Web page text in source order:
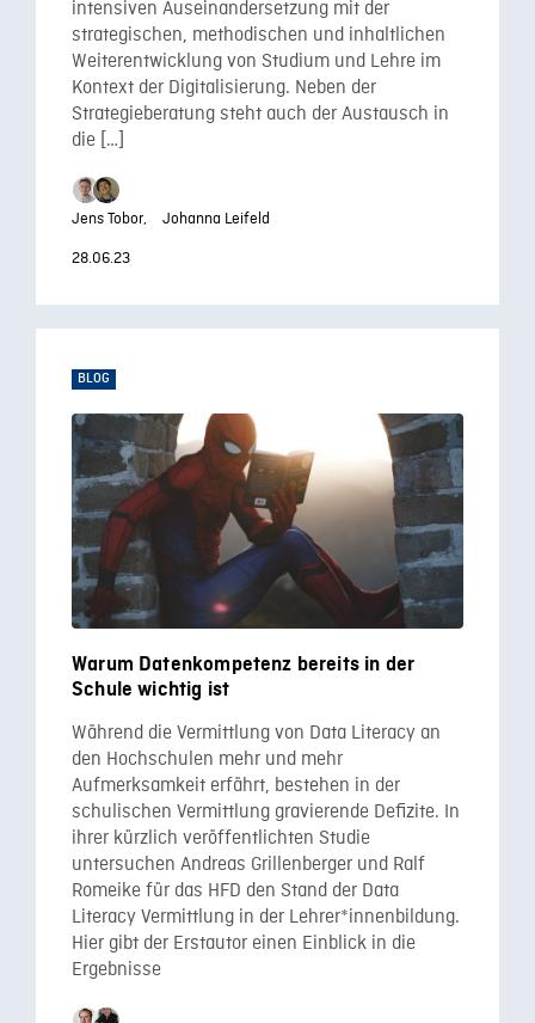
intensiven Auseinandersetzung mit der
strategischen, methodischen und inhaltlichen
Weiterentwicklung von Studium und Lehre im
Kontext der Digitalisierung. Neben der
Strategieberatung steht auch der Austausch in
die […]
Jens Tobor,
Johanna Leifeld
28.06.23
BLOG
Warum Datenkompetenz bereits in der
Schule wichtig ist
Während die Vermittlung von Data Literacy an
den Hochschulen mehr und mehr
Aufmerksamkeit erfährt, bestehen in der
schulischen Vermittlung gravierende Defizite. In
ihrer kürzlich veröffentlichten Studie
untersuchen Andreas Grillenberger und Ralf
Romeike für das HFD den Stand der Data
Literacy Vermittlung in der Lehrer*innenbildung.
Hier gibt der Erstautor einen Einblick in die
Ergebnisse